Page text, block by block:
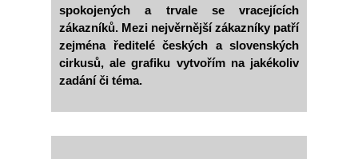
spokojených a trvale se vracejících
zákazníků. Mezi nejvěrnější zákazníky patří
zejména ředitelé českých a slovenských
cirkusů, ale grafiku vytvořím na jakékoliv
zadání či téma.